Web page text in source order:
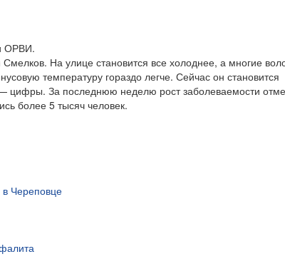
ОРВИ.
На улице становится все холоднее, а многие
температуру гораздо легче. Сейчас он становится
цифры. За последнюю неделю рост заболеваемости
более 5 тысяч человек.
Череповце